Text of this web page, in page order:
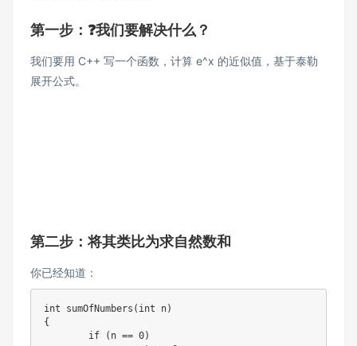
第一步：❓我们要解决什么？
我们要用 C++ 写一个函数，计算 e^x 的近似值，基于泰勒
展开公式。
第二步：将其类比为求自然数和
你已经知道：
int sumOfNumbers(int n)
{